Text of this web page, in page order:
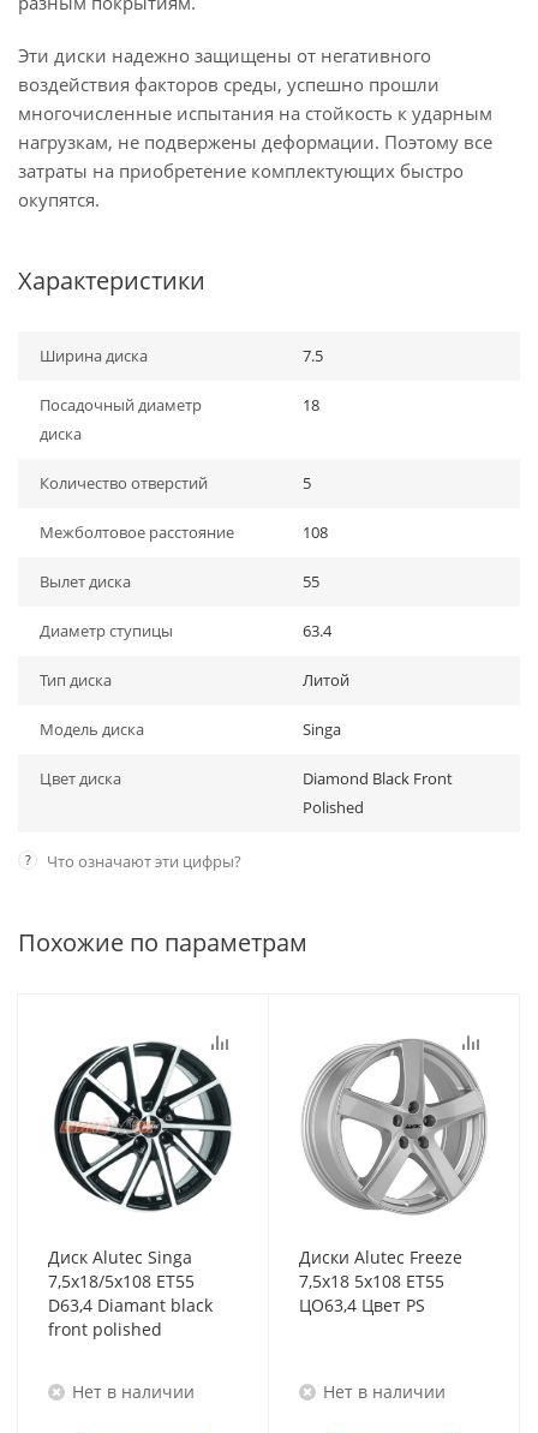
Эти диски надежно защищены от негативного
воздействия факторов среды, успешно прошли
многочисленные испытания на стойкость к ударным
нагрузкам, не подвержены деформации. Поэтому все
затраты на приобретение комплектующих быстро
окупятся.
Характеристики
Ширина диска 7.5
Посадочный диаметр
диска
18
Количество отверстий 5
Межболтовое расстояние 108
Вылет диска 55
Диаметр ступицы 63.4
Тип диска Литой
Модель диска Singa
Цвет диска
Diamond Black Front
Polished
? Что означают эти цифры?
Похожие по параметрам
Диск Alutec Singa
7,5x18/5x108 ET55
D63,4 Diamant black
front polished
Нет в наличии
Диски Alutec Freeze
7,5x18 5x108 ET55
ЦО63,4 Цвет PS
Нет в наличии